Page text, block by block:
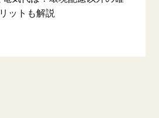
ットも解説